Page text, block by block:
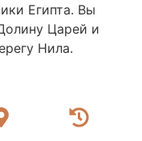
Египта. Вы
Царей и
Нила.